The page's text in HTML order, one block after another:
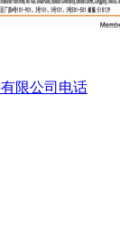
限公司电话